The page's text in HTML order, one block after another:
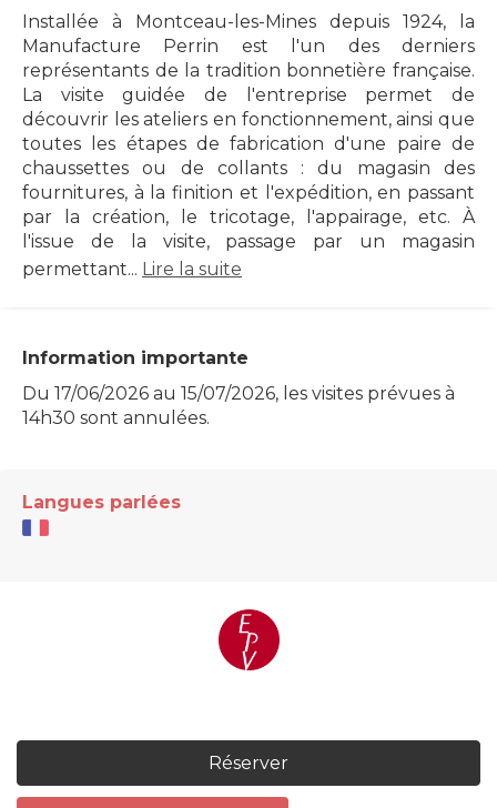
Installée à Montceau-les-Mines depuis 1924, la
Manufacture Perrin est l'un des derniers
représentants de la tradition bonnetière française.
La visite guidée de l'entreprise permet de
découvrir les ateliers en fonctionnement, ainsi que
toutes les étapes de fabrication d'une paire de
chaussettes ou de collants : du magasin des
fournitures, à la finition et l'expédition, en passant
par la création, le tricotage, l'appairage, etc. À
l'issue de la visite, passage par un magasin
permettant... Lire la suite
Information importante
Du 17/06/2026 au 15/07/2026, les visites prévues à
14h30 sont annulées.
Langues parlées
Réserver